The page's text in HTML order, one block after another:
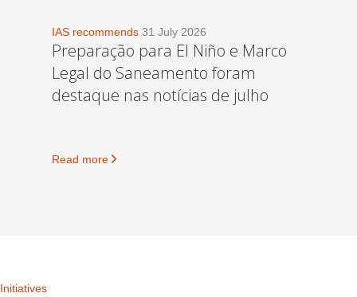
IAS recommends 31 July 2026
Preparação para El Niño e Marco
Legal do Saneamento foram
destaque nas notícias de julho
Read more
Initiatives